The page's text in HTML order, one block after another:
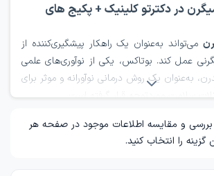
در دکترتو کلینیک + پکیج های
می‌تواند به‌عنوان یک راهکار پیشگیری‌کننده از
عمل کند. بوتاکس، یکی از نوآوری‌های علمی
به‌عنوان یک روش درمانی نوآورانه و موثر برای
سلامت موردتوجه قرار گرفته است.
بررسی و مقایسه اطلاعات موجود در صفحه هر
را انتخاب کنید.